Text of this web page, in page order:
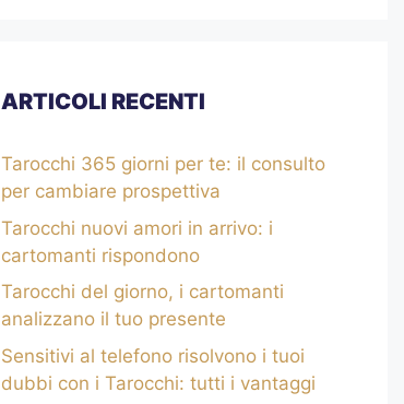
ARTICOLI RECENTI
Tarocchi 365 giorni per te: il consulto
per cambiare prospettiva
Tarocchi nuovi amori in arrivo: i
cartomanti rispondono
Tarocchi del giorno, i cartomanti
analizzano il tuo presente
Sensitivi al telefono risolvono i tuoi
dubbi con i Tarocchi: tutti i vantaggi